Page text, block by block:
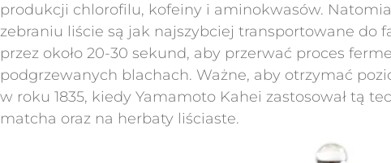
produkcji chlorofilu, kofeiny i aminokwasów.
zebraniu liście są jak najszybciej transportowane do
przez około 20-30 sekund, aby przerwać proces
podgrzewanych blachach. Ważne, aby otrzymać
w roku 1835, kiedy Yamamoto Kahei zastosował tą
matcha oraz na herbaty liściaste.